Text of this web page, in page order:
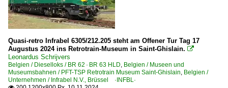
Quasi-retro Infrabel 6305/212.205 steht am Offener Tur Tag 17
Augustus 2024 ins Retrotrain-Museum in Saint-Ghislain. 
Leonardus Schrijvers
Belgien / Dieselloks / BR 62 · BR 63 HLD, Belgien / Museen und
Museumsbahnen / PFT-TSP Retrotrain Museum Saint-Ghislain, Belgien /
Unternehmen / Infrabel N.V., Brüssel ·INFBL·